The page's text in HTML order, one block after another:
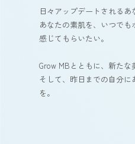
日々アップデートされるあ
あなたの素肌を、いつでも
感じてもらいたい。
Grow MBとともに、新たな
そして、昨日までの自分に
を。